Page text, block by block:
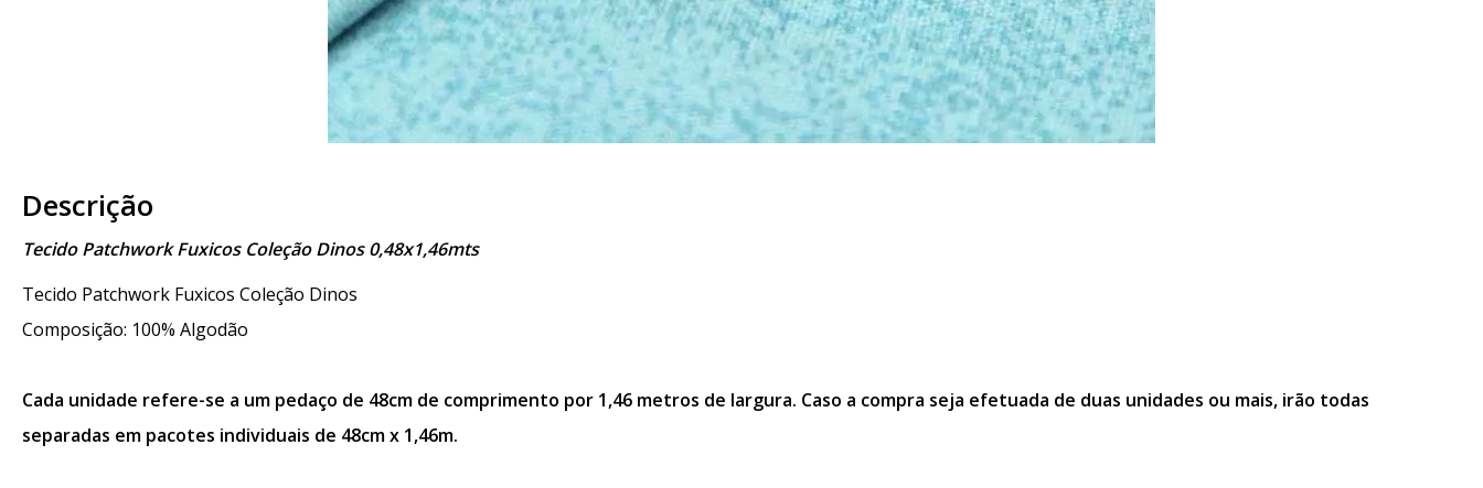
Descrição
Tecido Patchwork Fuxicos Coleção Dinos 0,48x1,46mts
Tecido Patchwork Fuxicos Coleção Dinos
Composição: 100% Algodão
Cada unidade refere-se a um pedaço de 48cm de comprimento por 1,46 metros de largura. Caso a compra seja efetuada de duas unidades ou mais, irão todas
separadas em pacotes individuais de 48cm x 1,46m.